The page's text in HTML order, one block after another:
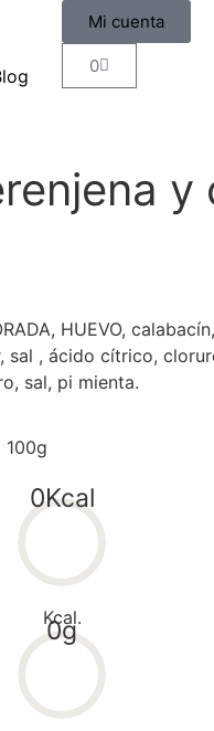
Mi cuenta
0
y
HUEVO,
sal , ácido cítrico,
sal, pi mienta.
100g
0Kcal
Kcal.
0g